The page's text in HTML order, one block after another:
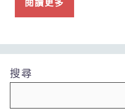
閱讀更多
搜尋